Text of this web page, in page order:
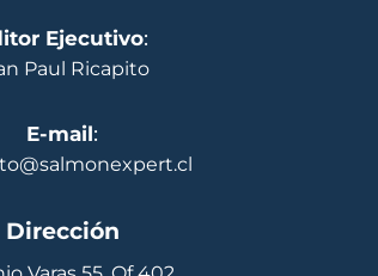
Ejecutivo:
Paul Ricapito
E-mail:
Dirección